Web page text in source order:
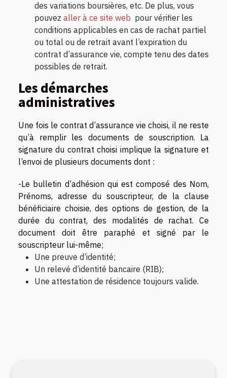
des variations boursières, etc. De plus, vous
pouvez aller à ce site web pour vérifier les
conditions applicables en cas de rachat partiel
ou total ou de retrait avant l’expiration du
contrat d’assurance vie, compte tenu des dates
possibles de retrait.
Les démarches
administratives
Une fois le contrat d’assurance vie choisi, il ne reste
qu’à remplir les documents de souscription. La
signature du contrat choisi implique la signature et
l’envoi de plusieurs documents dont :
-Le bulletin d’adhésion qui est composé des Nom,
Prénoms, adresse du souscripteur, de la clause
bénéficiaire choisie, des options de gestion, de la
durée du contrat, des modalités de rachat. Ce
document doit être paraphé et signé par le
souscripteur lui-même;
Une preuve d’identité;
Un relevé d’identité bancaire (RIB);
Une attestation de résidence toujours valide.